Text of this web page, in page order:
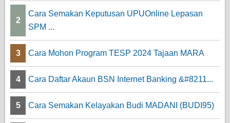
2
Cara Semakan Keputusan UPUOnline Lepasan
SPM ...
3 Cara Mohon Program TESP 2024 Tajaan MARA
4 Cara Daftar Akaun BSN Internet Banking &#8211...
5 Cara Semakan Kelayakan Budi MADANI (BUDI95)